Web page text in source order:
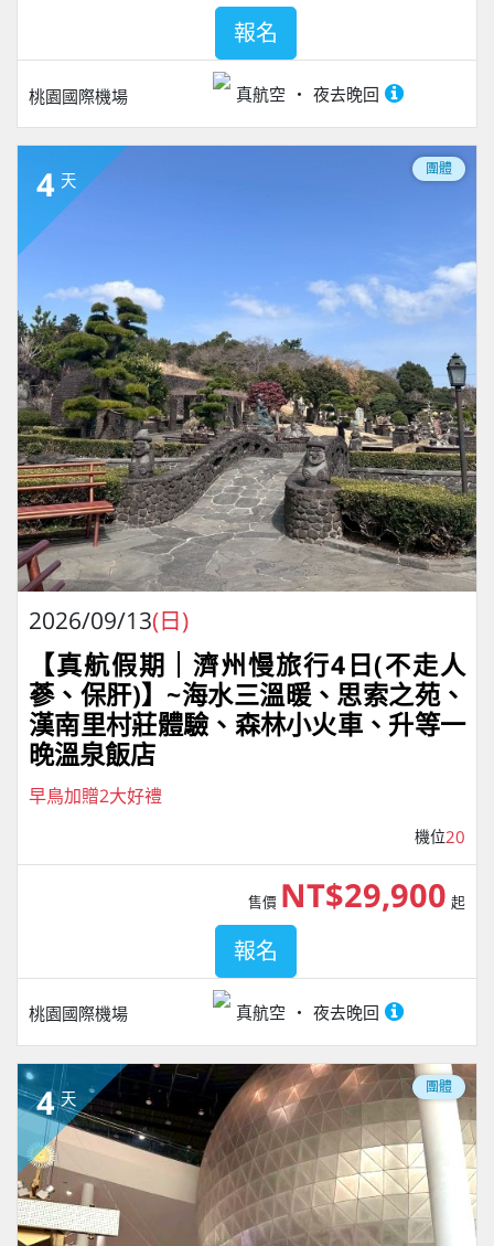
桃園國際機場 真航空 夜去晚回
報名
4 天
團體
2026/09/13(日)
【真航假期｜濟州慢旅行4⽇(不走人
蔘、保肝)】~海水三溫暖、思索之苑、
漢南里村莊體驗、森林小火車、升等一
晚溫泉飯店
早鳥加贈2大好禮
機位20
桃園國際機場 真航空 夜去晚回
售價 NT$29,900 起
報名
4 天
團體